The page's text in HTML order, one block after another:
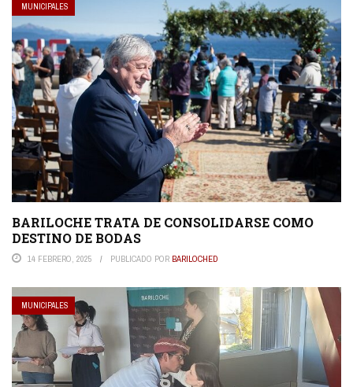
MUNICIPALES
BARILOCHE TRATA DE CONSOLIDARSE COMO
DESTINO DE BODAS
14 FEBRERO, 2025 PUBLICADO POR BARILOCHED
MUNICIPALES